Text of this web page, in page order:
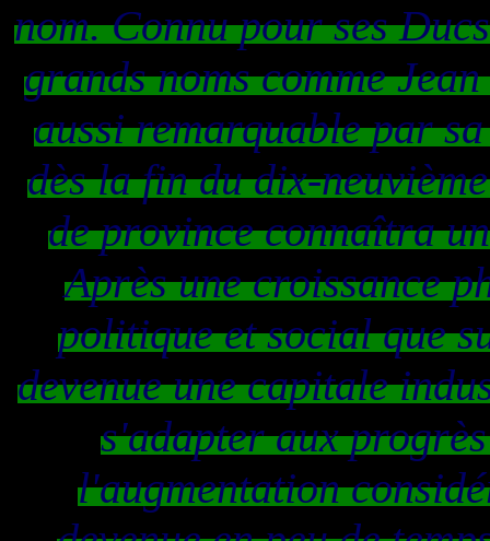
nom. Connu pour ses
grands noms comme
aussi remarquable par
dès la fin du dix-
de province connaîtra
Après une croissance
politique et social que
devenue une capitale
s'adapter aux progrès
l'augmentation